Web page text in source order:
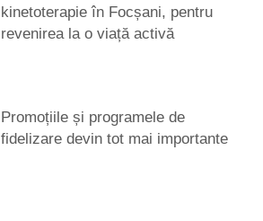
kinetoterapie în Focșani, pentru
revenirea la o viață activă
Promoțiile și programele de
fidelizare devin tot mai importante